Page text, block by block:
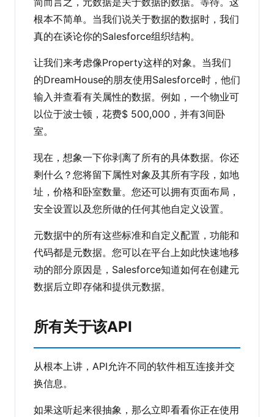
根本不简单。当我们说关于数据的数据时，我们
真的在谈论你的Salesforce组织结构。
让我们来考虑像Property这样的对象。当我们
的DreamHouse的朋友使用Salesforce时，他们
输入并查看有关属性的数据。例如，一个物业可
以位于波士顿，花费$ 500,000，并有3间卧
室。
现在，想象一下你剥离了所有的具体数据。你还
剩什么？您将留下属性对象及其所有字段，如地
址，价格和卧室数量。您还可以拥有页面布局，
安全设置以及您所做的任何其他自定义设置。
元数据中的所有这些标准和自定义配置，功能和
代码都是元数据。您可以在平台上如此快速地移
动的部分原因是，Salesforce知道如何在创建元
数据后立即存储和提供元数据。
所有关于该API
从根本上讲，API允许不同的软件相互连接并交
换信息。
如果这听起来很抽象，那么立即看看你正在使用